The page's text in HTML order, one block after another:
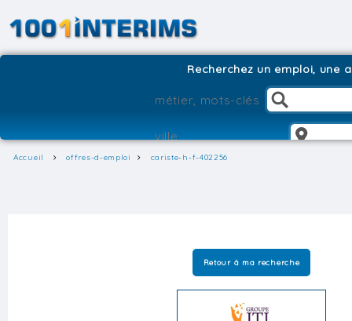
Recherchez un emploi, une
Accueil offres-d-emploi cariste-h-f-402256
Retour à ma recherche